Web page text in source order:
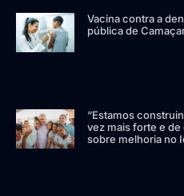
Vacina contra a
pública de
“Estamos
vez mais forte e de
sobre melhoria no